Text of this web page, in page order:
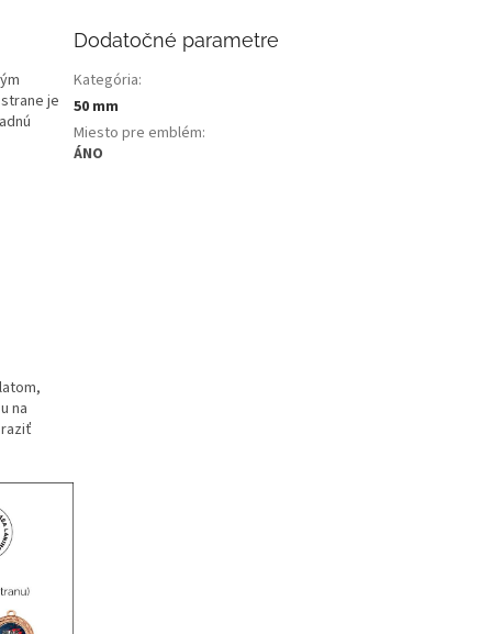
je
na
Dodatočné parametre
Kategória:
50 mm
Miesto pre emblém:
ÁNO